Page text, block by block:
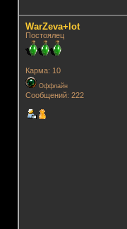
WarZeva+lot
Постоялец
Карма: 10
Оффлайн
Сообщений: 222